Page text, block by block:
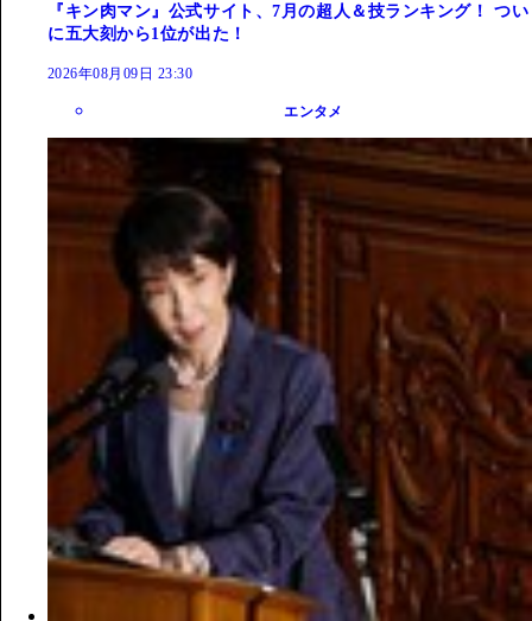
『キン肉マン』公式サイト、7月の超人＆技ランキング！ つい
に五大刻から1位が出た！
2026年08月09日 23:30
エンタメ